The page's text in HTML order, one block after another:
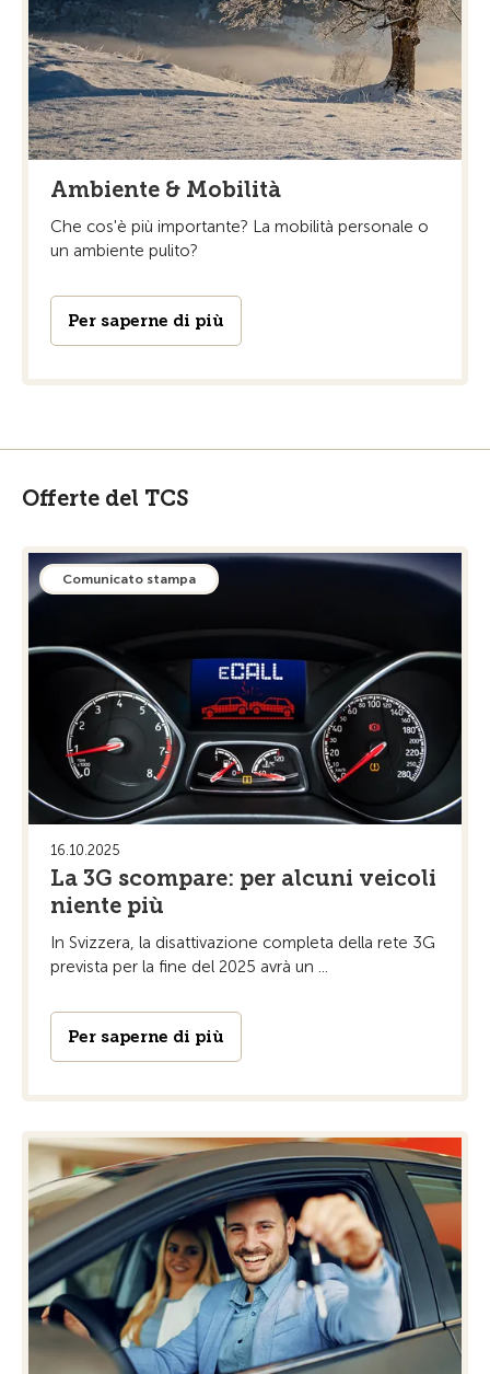
Ambiente & Mobilità
Che cos'è più importante? La mobilità personale o
un ambiente pulito?
Per saperne di più
Offerte del TCS
Comunicato stampa
16.10.2025
La 3G scompare: per alcuni veicoli
niente più
In Svizzera, la disattivazione completa della rete 3G
prevista per la fine del 2025 avrà un ...
Per saperne di più